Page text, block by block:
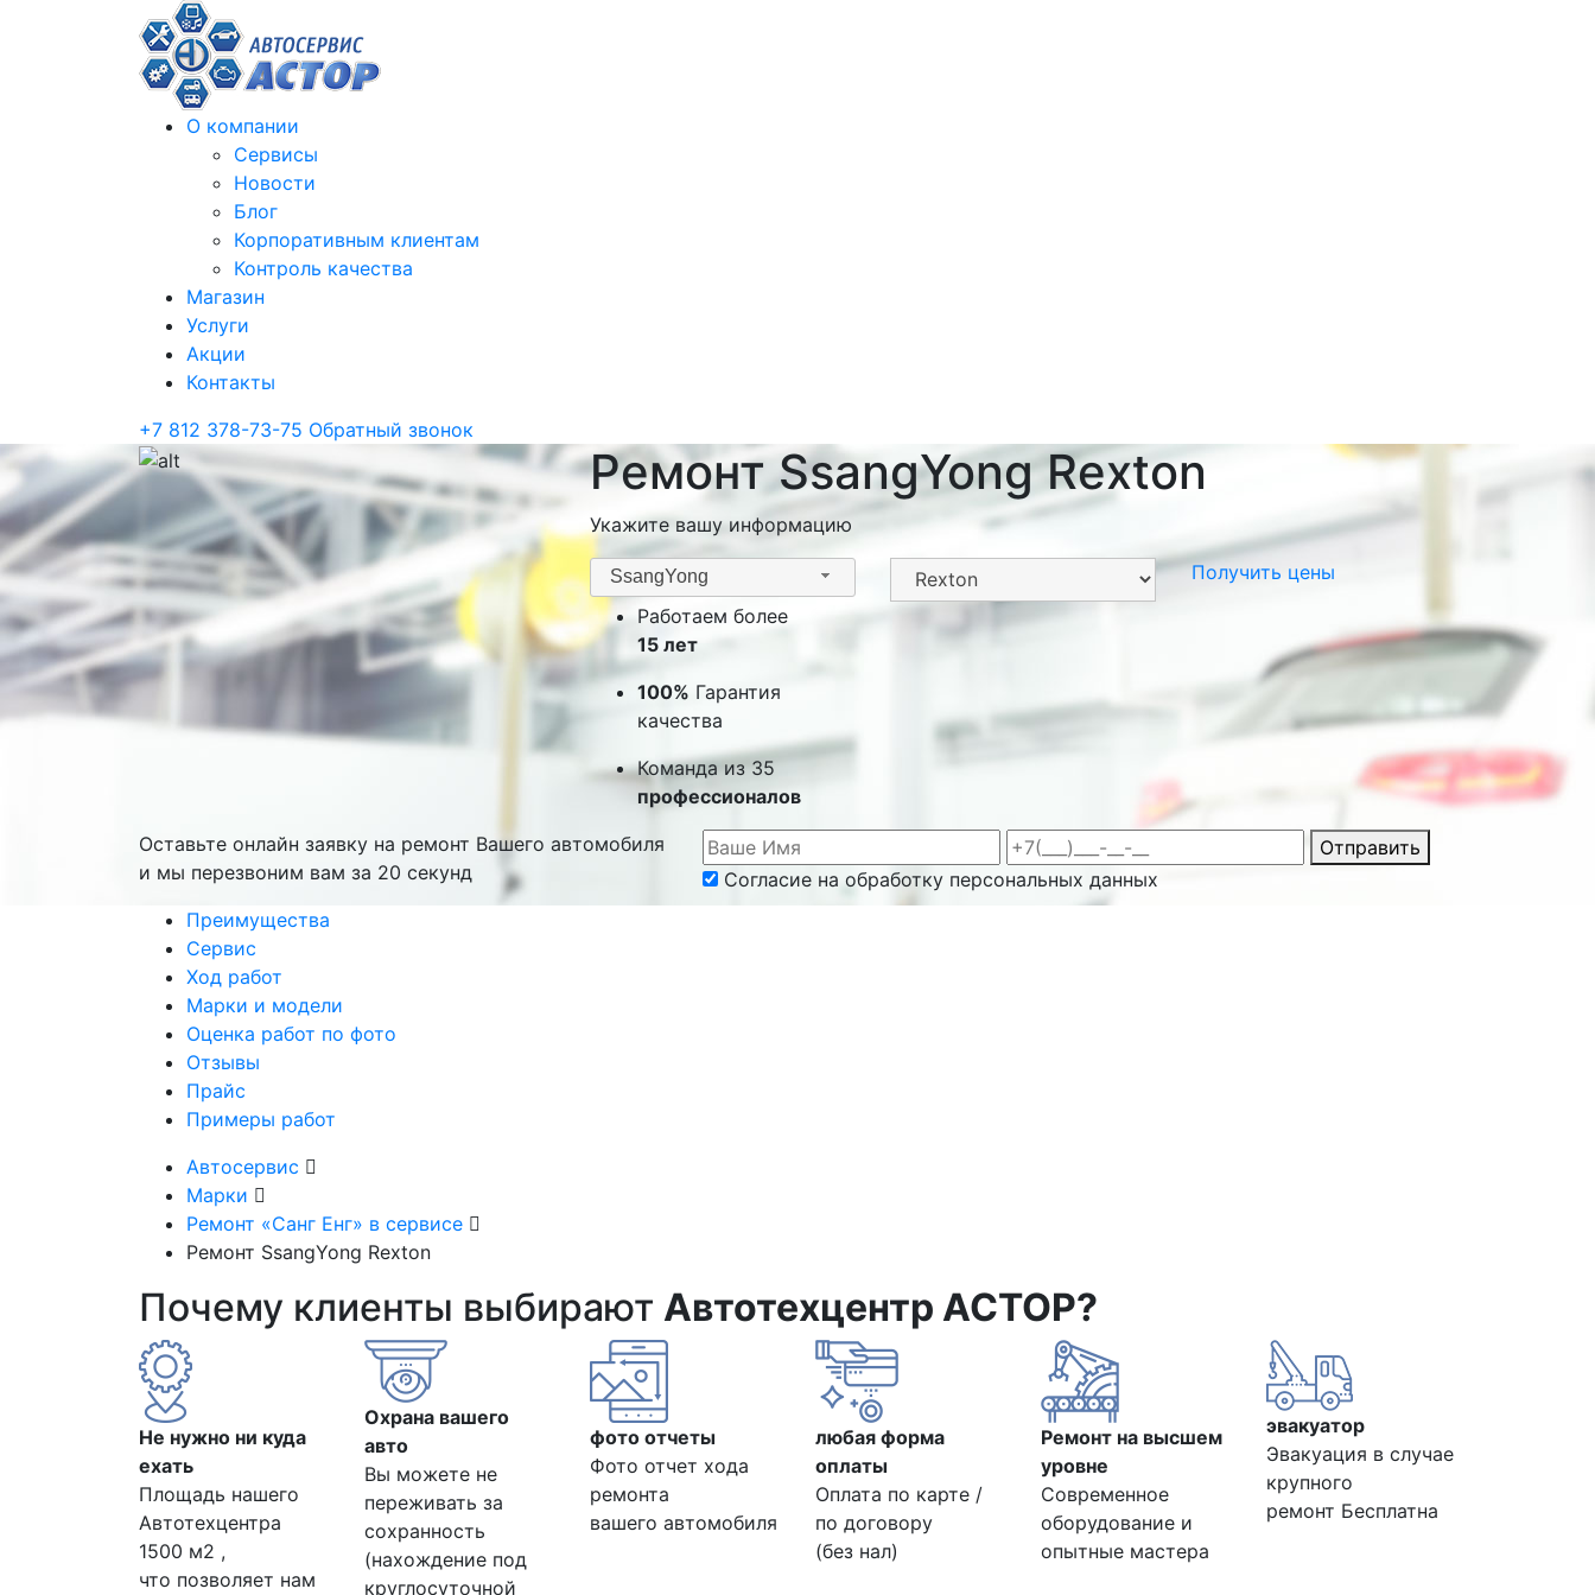
О компании
Сервисы
Новости
Блог
Корпоративным клиентам
Контроль качества
Магазин
Услуги
Акции
Контакты
+7 812 378-73-75 Обратный звонок
Ремонт SsangYong Rexton
Укажите вашу информацию
SsangYong
Получить цены
Работаем более
15 лет
100% Гарантия
качества
Команда из 35
профессионалов
Оставьте онлайн заявку на ремонт Вашего автомобиля
и мы перезвоним вам за 20 секунд
Отправить
Согласие на обработку персональных данных
Преимущества
Сервис
Ход работ
Марки и модели
Оценка работ по фото
Отзывы
Прайс
Примеры работ
Автосервис
Марки
Ремонт «Санг Енг» в сервисе
Ремонт SsangYong Rexton
Почему клиенты выбирают Автотехцентр АСТОР?
Не нужно ни куда
ехать
Площадь нашего
Автотехцентра
1500 м2 ,
что позволяет нам
Охрана вашего
авто
Вы можете не
переживать за
сохранность
(нахождение под
круглосуточной
фото отчеты
Фото отчет хода
ремонта
вашего автомобиля
любая форма
оплаты
Оплата по карте /
по договору
(без нал)
Ремонт на высшем
уровне
Современное
оборудование и
опытные мастера
эвакуатор
Эвакуация в случае
крупного
ремонт Бесплатна